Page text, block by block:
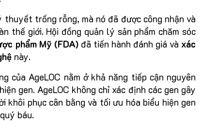
trống rỗng, mà nó đã được công nhận và
thế giới. Hội đồng quản lý sản phẩm chăm sóc
phẩm Mỹ (FDA) đã tiến hành đánh giá và xác
này.
của AgeLOC nằm ở khả năng tiếp cận nguyên
gen. AgeLOC không chỉ xác định các gen gây
khôi phục cân bằng và tối ưu hóa biểu hiện gen
báu.